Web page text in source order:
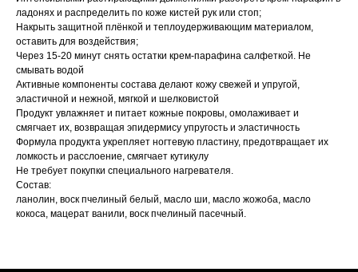
ладонях и распределить по коже кистей рук или стоп;
Накрыть защитной плёнкой и теплоудерживающим материалом,
оставить для воздействия;
Через 15-20 минут снять остатки крем-парафина салфеткой. Не
смывать водой
Активные компоненты состава делают кожу свежей и упругой,
эластичной и нежной, мягкой и шелковистой
Продукт увлажняет и питает кожные покровы, омолаживает и
смягчает их, возвращая эпидермису упругость и эластичность
Формула продукта укрепляет ногтевую пластину, предотвращает их
ломкость и расслоение, смягчает кутикулу
Не требует покупки специального нагревателя.
Состав:
ланолин, воск пчелиный белый, масло ши, масло жожоба, масло
кокоса, мацерат ванили, воск пчелиный пасечный.